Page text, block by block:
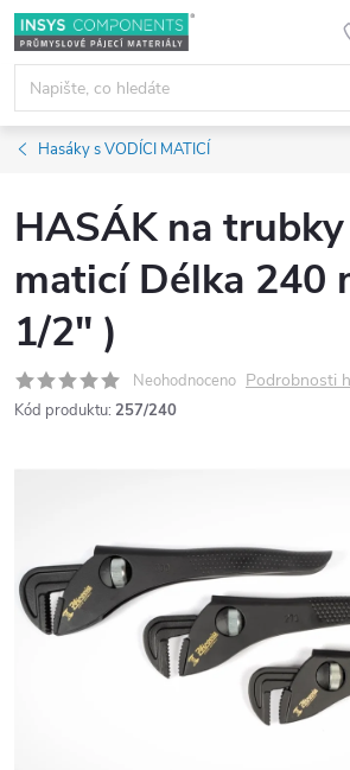
Přejít
na
obsah
Hasáky s VODÍCI MATICÍ
HASÁK na
maticí Délka 240
1/2" )
Neohodnoceno Podrobnosti
Kód produktu: 257/240